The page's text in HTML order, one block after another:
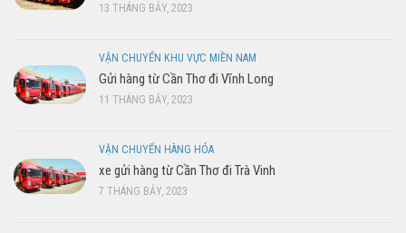
13 THÁNG BẢY, 2023
VẬN CHUYỂN KHU VỰC MIỀN NAM
Gửi hàng từ Cần Thơ đi Vĩnh Long
11 THÁNG BẢY, 2023
VẬN CHUYỂN HÀNG HÓA
xe gửi hàng từ Cần Thơ đi Trà Vinh
7 THÁNG BẢY, 2023